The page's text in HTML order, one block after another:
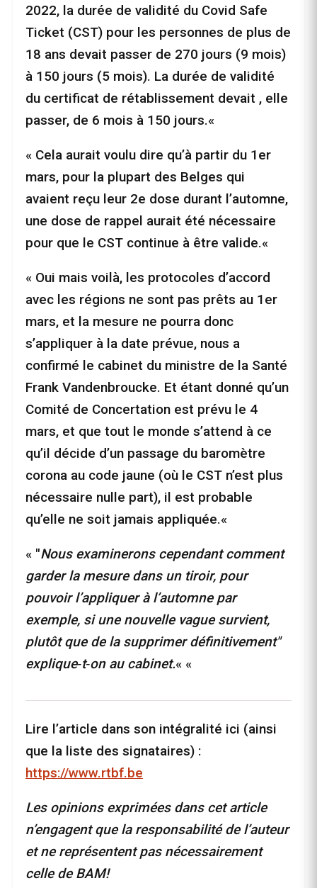
2022, la durée de validité du Covid Safe
Ticket (CST) pour les personnes de plus de
18 ans devait passer de 270 jours (9 mois)
à 150 jours (5 mois). La durée de validité
du certificat de rétablissement devait , elle
passer, de 6 mois à 150 jours.«
« Cela aurait voulu dire qu’à partir du 1er
mars, pour la plupart des Belges qui
avaient reçu leur 2e dose durant l’automne,
une dose de rappel aurait été nécessaire
pour que le CST continue à être valide.«
« Oui mais voilà, les protocoles d’accord
avec les régions ne sont pas prêts au 1er
mars, et la mesure ne pourra donc
s’appliquer à la date prévue, nous a
confirmé le cabinet du ministre de la Santé
Frank Vandenbroucke. Et étant donné qu’un
Comité de Concertation est prévu le 4
mars, et que tout le monde s’attend à ce
qu’il décide d’un passage du baromètre
corona au code jaune (où le CST n’est plus
nécessaire nulle part), il est probable
qu’elle ne soit jamais appliquée.«
« "Nous examinerons cependant comment
garder la mesure dans un tiroir, pour
pouvoir l’appliquer à l’automne par
exemple, si une nouvelle vague survient,
plutôt que de la supprimer définitivement"
explique‑t‑on au cabinet.« «
Lire l’article dans son intégralité ici (ainsi
que la liste des signataires) :
https://www.rtbf.be
Les opinions exprimées dans cet article
n’engagent que la responsabilité de l’auteur
et ne représentent pas nécessairement
celle de BAM!